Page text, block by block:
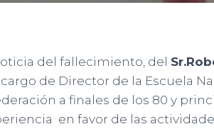
del fallecimiento, del
de Director de la Escuela
a finales de los 80 y
en favor de las